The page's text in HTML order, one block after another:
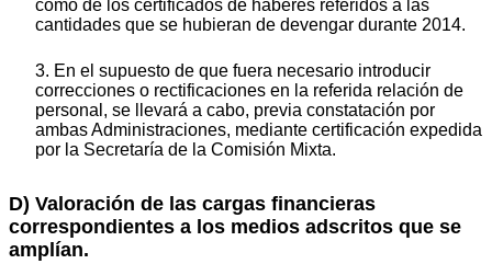
como de los certificados de haberes referidos a las
cantidades que se hubieran de devengar durante 2014.
3. En el supuesto de que fuera necesario introducir
correcciones o rectificaciones en la referida relación de
personal, se llevará a cabo, previa constatación por
ambas Administraciones, mediante certificación expedida
por la Secretaría de la Comisión Mixta.
D) Valoración de las cargas financieras
correspondientes a los medios adscritos que se
amplían.